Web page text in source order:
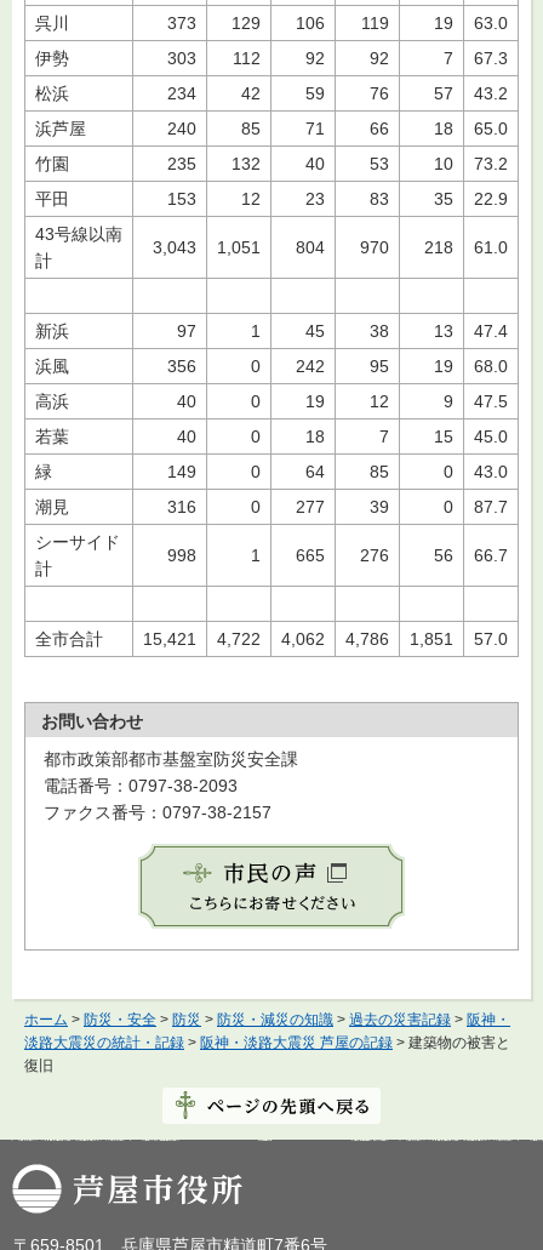
呉川
373 129 106 119 19
63.0
伊勢
303 112 92 92 7
67.3
松浜
234 42 59 76 57
43.2
浜芦屋
240 85 71 66 18
65.0
竹園
235 132 40 53 10
73.2
平田
153 12 23 83 35
22.9
43号線以南
計
3,043 1,051 804 970 218 61.0
新浜 97 1 45 38 13
47.4
浜風
356 0 242 95 19
68.0
高浜
40 0 19 12 9
47.5
若葉
40 0 18 7 15
45.0
緑
149 0 64 85 0
43.0
潮見
316 0 277 39 0
87.7
シーサイド
計
998 1 665 276 56 66.7
全市合計 15,421 4,722 4,062 4,786 1,851 57.0
お問い合わせ
都市政策部都市基盤室防災安全課
電話番号：0797-38-2093
ファクス番号：0797-38-2157
ホーム > 防災・安全 > 防災 > 防災・減災の知識 > 過去の災害記録 > 阪神・
淡路大震災の統計・記録 > 阪神・淡路大震災 芦屋の記録 > 建築物の被害と
復旧
芦屋市役所
〒659-8501 兵庫県芦屋市精道町7番6号